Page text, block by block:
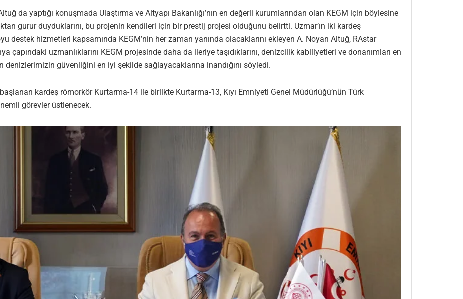
da yaptığı konuşmada Ulaştırma ve Altyapı Bakanlığı’nın en değerli kurumlarından olan KEGM için böylesine
gurur duyduklarını, bu projenin kendileri için bir prestij projesi olduğunu belirtti. Uzmar’ın iki kardeş
destek hizmetleri kapsamında KEGM’nin her zaman yanında olacaklarını ekleyen A. Noyan Altuğ, RAstar
çapındaki uzmanlıklarını KEGM projesinde daha da ileriye taşıdıklarını, denizcilik kabiliyetleri ve donanımları en
güvenliğini en iyi şekilde sağlayacaklarına inandığını söyledi.
kardeş römorkör Kurtarma-14 ile birlikte Kurtarma-13, Kıyı Emniyeti Genel Müdürlüğü’nün Türk
görevler üstlenecek.